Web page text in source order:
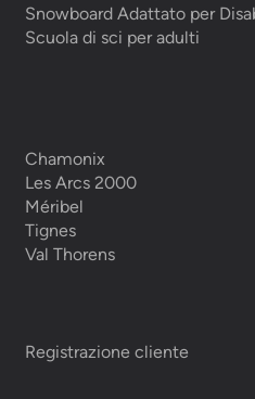
Snowboard Adattato per
Scuola di sci per adulti
Chamonix
Les Arcs 2000
Méribel
Tignes
Val Thorens
Registrazione cliente